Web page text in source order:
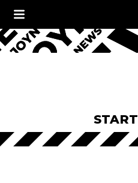
START